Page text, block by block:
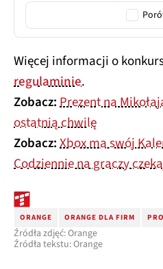
Więcej informacji o
regulaminie.
Zobacz:Prezent na
ostatnią chwilę
Zobacz:Xbox ma swój
Codziennie na graczy
ORANGE ORANGE DLA FIRM
Źródła zdjęć: Orange
Źródła tekstu: Orange